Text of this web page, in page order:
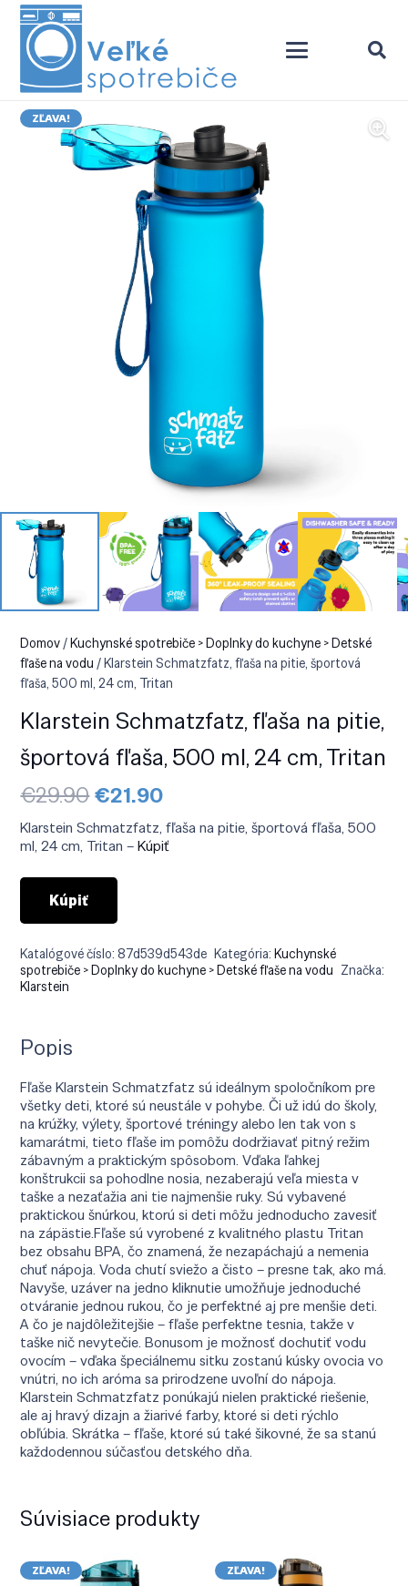
ZĽAVA!
Domov/Kuchynské spotrebiče > Doplnky do kuchyne > Detské
fľaše na vodu / Klarstein Schmatzfatz, fľaša na pitie, športová
fľaša, 500 ml, 24 cm, Tritan
Klarstein Schmatzfatz, fľaša na pitie,
športová fľaša, 500 ml, 24 cm, Tritan
€29.90Pôvodná
cena
bola:
€29.90.
€21.90Aktuálna
je:
€21.90.
Klarstein Schmatzfatz, fľaša na pitie, športová fľaša, 500
ml, 24 cm, Tritan –Kúpiť
Kúpiť
Katalógové číslo:87d539d543de Kategória:Kuchynské
spotrebiče > Doplnky do kuchyne > Detské fľaše na vodu Značka:
Klarstein
Popis
Fľaše Klarstein Schmatzfatz sú ideálnym spoločníkom pre
všetky deti, ktoré sú neustále v pohybe. Či už idú do školy,
na krúžky, výlety, športové tréningy alebo len tak von s
kamarátmi, tieto fľaše im pomôžu dodržiavať pitný režim
zábavným a praktickým spôsobom. Vďaka ľahkej
konštrukcii sa pohodlne nosia, nezaberajú veľa miesta v
taške a nezaťažia ani tie najmenšie ruky. Sú vybavené
praktickou šnúrkou, ktorú si deti môžu jednoducho zavesiť
na zápästie.Fľaše sú vyrobené z kvalitného plastu Tritan
bez obsahu BPA, čo znamená, že nezapáchajú a nemenia
chuť nápoja. Voda chutí sviežo a čisto – presne tak, ako má.
Navyše, uzáver na jedno kliknutie umožňuje jednoduché
otváranie jednou rukou, čo je perfektné aj pre menšie deti.
A čo je najdôležitejšie – fľaše perfektne tesnia, takže v
taške nič nevytečie. Bonusom je možnosť dochutiť vodu
ovocím – vďaka špeciálnemu sitku zostanú kúsky ovocia vo
vnútri, no ich aróma sa prirodzene uvoľní do nápoja.
Klarstein Schmatzfatz ponúkajú nielen praktické riešenie,
ale aj hravý dizajn a žiarivé farby, ktoré si deti rýchlo
obľúbia. Skrátka – fľaše, ktoré sú také šikovné, že sa stanú
každodennou súčasťou detského dňa.
Súvisiace produkty
ZĽAVA! ZĽAVA!